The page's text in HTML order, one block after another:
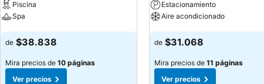
Piscina
Spa
Ver precios
de $38.838
Mira precios de 10 páginas
Ver precios
Estacionamiento
Aire acondicionado
Ver precios
de $31.068
Mira precios de 11 páginas
Ver precios